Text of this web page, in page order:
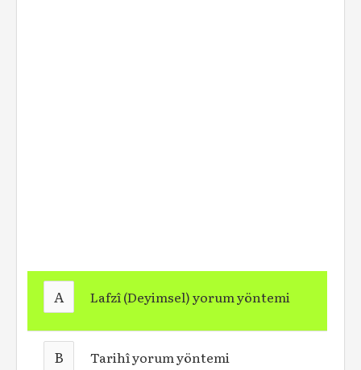
A Lafzî (Deyimsel) yorum yöntemi
B Tarihî yorum yöntemi